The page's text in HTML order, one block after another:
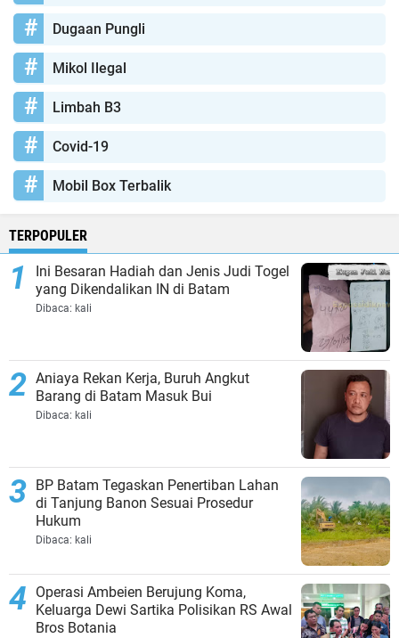
Dugaan Pungli
Mikol Ilegal
Limbah B3
Covid-19
Mobil Box Terbalik
TERPOPULER
Ini Besaran Hadiah dan Jenis Judi Togel
yang Dikendalikan IN di Batam
Dibaca: kali
Aniaya Rekan Kerja, Buruh Angkut
Barang di Batam Masuk Bui
Dibaca: kali
BP Batam Tegaskan Penertiban Lahan
di Tanjung Banon Sesuai Prosedur
Hukum
Dibaca: kali
Operasi Ambeien Berujung Koma,
Keluarga Dewi Sartika Polisikan RS Awal
Bros Botania